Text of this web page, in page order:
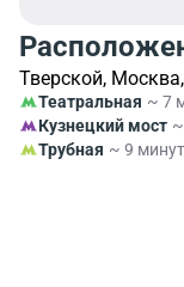
Тверской,
Театральная ~ 7
Кузнецкий мост
Трубная ~ 9 минут